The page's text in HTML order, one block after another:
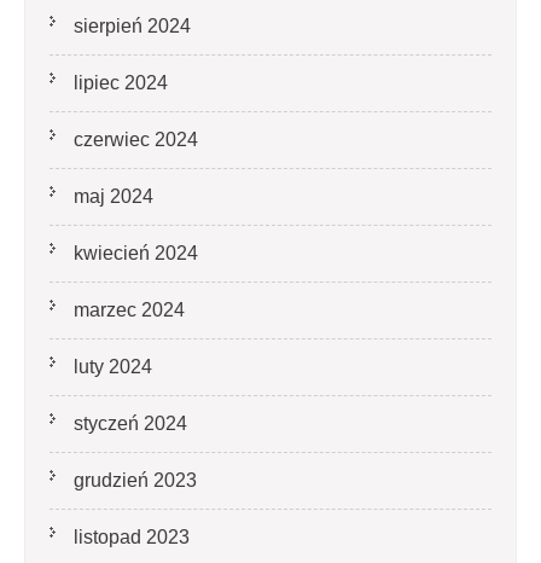
sierpień 2024
lipiec 2024
czerwiec 2024
maj 2024
kwiecień 2024
marzec 2024
luty 2024
styczeń 2024
grudzień 2023
listopad 2023